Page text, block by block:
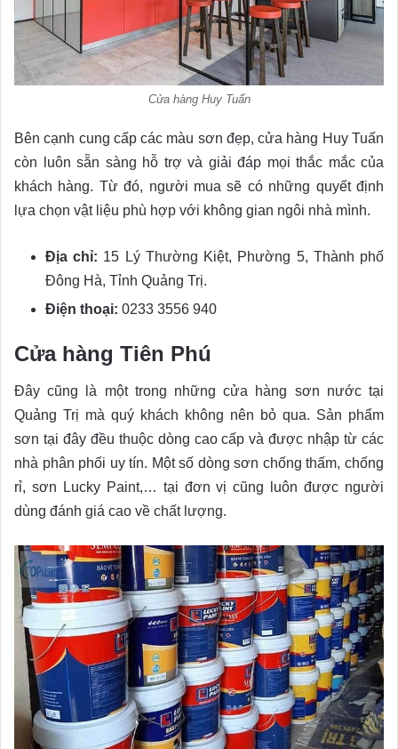
Cửa hàng Huy Tuấn
Bên cạnh cung cấp các màu sơn đẹp, cửa hàng Huy Tuấn
còn luôn sẵn sàng hỗ trợ và giải đáp mọi thắc mắc của
khách hàng. Từ đó, người mua sẽ có những quyết định
lựa chọn vật liệu phù hợp với không gian ngôi nhà mình.
Địa chỉ: 15 Lý Thường Kiệt, Phường 5, Thành phố
Đông Hà, Tỉnh Quảng Trị.
Điện thoại: 0233 3556 940
Cửa hàng Tiên Phú
Đây cũng là một trong những cửa hàng sơn nước tại
Quảng Trị mà quý khách không nên bỏ qua. Sản phẩm
sơn tại đây đều thuộc dòng cao cấp và được nhập từ các
nhà phân phối uy tín. Một số dòng sơn chống thấm, chống
rỉ, sơn Lucky Paint,… tại đơn vị cũng luôn được người
dùng đánh giá cao về chất lượng.